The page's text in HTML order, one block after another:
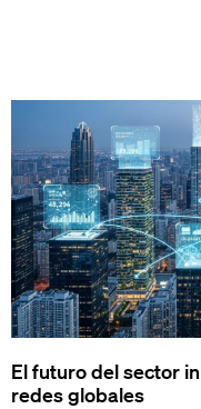
El futuro del sector
redes globales